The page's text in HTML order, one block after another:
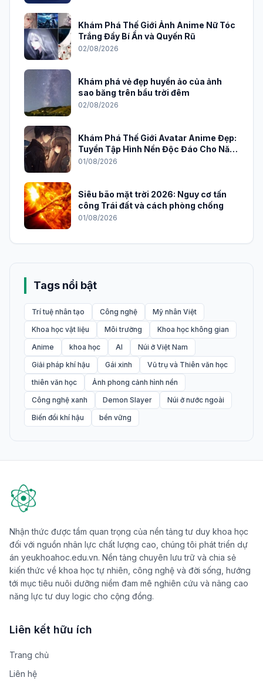
Khám Phá Thế Giới Ảnh Anime Nữ Tóc
Trắng Đầy Bí Ẩn và Quyến Rũ
02/08/2026
Khám phá vẻ đẹp huyền ảo của ảnh
sao băng trên bầu trời đêm
02/08/2026
Khám Phá Thế Giới Avatar Anime Đẹp:
Tuyển Tập Hình Nền Độc Đáo Cho Năm
2026
01/08/2026
Siêu bão mặt trời 2026: Nguy cơ tấn
công Trái đất và cách phòng chống
01/08/2026
Tags nổi bật
Trí tuệ nhân tạo Công nghệ
Mỹ nhân Việt
Khoa học vật liệu
Môi trường
Khoa học không gian
Anime
khoa học AI
Núi ở Việt Nam
Giải pháp khí hậu
Gái xinh
Vũ trụ và Thiên văn học
thiên văn học
Ảnh phong cảnh hình nền
Công nghệ xanh
Demon Slayer
Núi ở nước ngoài
Biến đổi khí hậu
bền vững
Nhận thức được tầm quan trọng của nền tảng tư duy khoa học
đối với nguồn nhân lực chất lượng cao, chúng tôi phát triển dự
án yeukhoahoc.edu.vn. Nền tảng chuyên lưu trữ và chia sẻ
kiến thức về khoa học tự nhiên, công nghệ và đời sống, hướng
tới mục tiêu nuôi dưỡng niềm đam mê nghiên cứu và nâng cao
năng lực tư duy logic cho cộng đồng.
Liên kết hữu ích
Trang chủ
Liên hệ